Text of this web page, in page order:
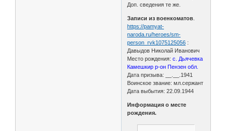
Доп. сведения те же.
Записи из военкоматов
https://pamyat-
naroda.ru/heroes/sm-
person_rvk1075125056 :
Давыдов Николай Иванович
Место рождения: с. Дьячевка
Камешкир р-он Пензен обл.
Дата призыва: __.__.1941
Воинское звание: мл.сержант
Дата выбытия: 22.09.1944
Информация о месте
рождения.